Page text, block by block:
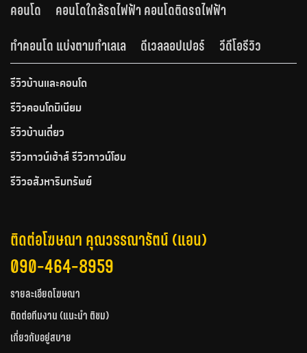
คอนโด
คอนโดใกล้รถไฟฟ้า คอนโดติดรถไฟฟ้า
ทำคอนโด แบ่งตามทำเลเล
ดีเวลลอปเปอร์ วีดีโอรีวิว
รีวิวบ้านและคอนโด
รีวิวคอนโดมิเนียม
รีวิวบ้านเดี่ยว
รีวิวทาวน์เฮ้าส์ รีวิวทาวน์โฮม
รีวิวอสังหาริมทรัพย์
ติดต่อโฆษณา คุณวรรณารัตน์ (แอน)
090-464-8959
รายละเอียดโฆษณา
ติดต่อทีมงาน (แนะนำ ติชม)
เกี่ยวกับอยู่สบาย